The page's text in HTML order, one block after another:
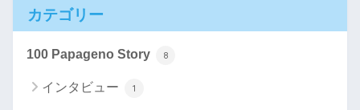
カテゴリー
100 Papageno Story 8
インタビュー 1